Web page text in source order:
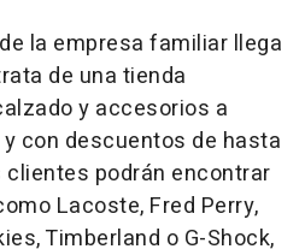
la empresa familiar llega
de una tienda
y accesorios a
con descuentos de hasta
clientes podrán encontrar
Lacoste, Fred Perry,
Timberland o G-Shock,